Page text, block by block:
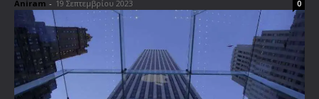
Aniram - 19 Σεπτεμβρίου 2023 0